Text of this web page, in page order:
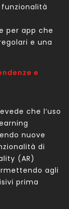
per app che
e una
e
che l’uso
nuove
di
(AR)
agli
prima